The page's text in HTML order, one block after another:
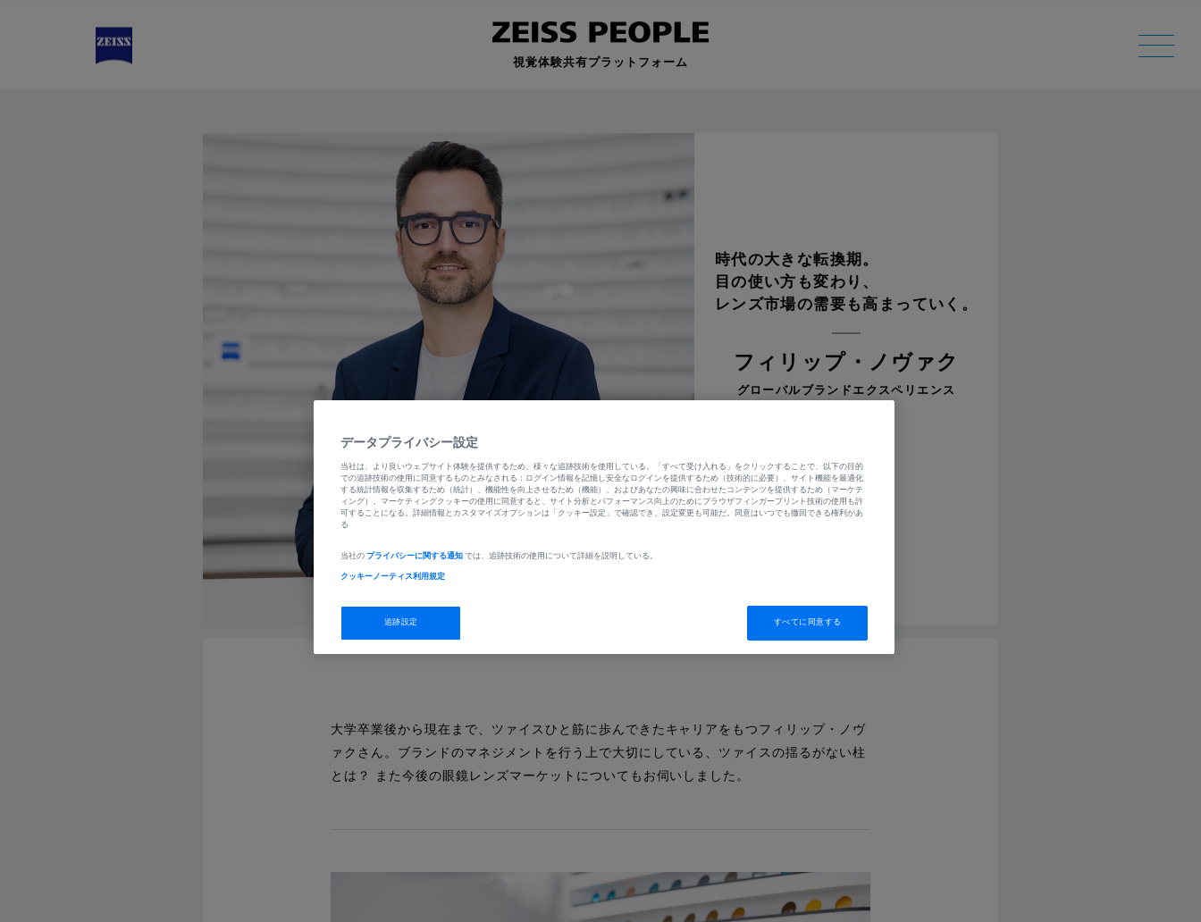
視覚体験共有プラットフォーム
時代の大きな転換期。
目の使い方も変わり、
レンズ市場の需要も高まっていく。
フィリップ・ノヴァク
グローバルブランドエクスペリエンス
2021.11.19
大学卒業後から現在まで、ツァイスひと筋に歩んできたキャリアをもつフィリップ・ノヴ
ァクさん。ブランドのマネジメントを行う上で大切にしている、ツァイスの揺るがない柱
とは？ また今後の眼鏡レンズマーケットについてもお伺いしました。
データプライバシー設定
当社は、より良いウェブサイト体験を提供するため、様々な追跡技術を使用している。「すべて受け入れる」をクリックすることで、以下の目的
での追跡技術の使用に同意するものとみなされる：ログイン情報を記憶し安全なログインを提供するため（技術的に必要）、サイト機能を最適化
する統計情報を収集するため（統計）、機能性を向上させるため（機能）、およびあなたの興味に合わせたコンテンツを提供するため（マーケテ
ィング）。マーケティングクッキーの使用に同意すると、サイト分析とパフォーマンス向上のためにブラウザフィンガープリント技術の使用も許
可することになる。詳細情報とカスタマイズオプションは「クッキー設定」で確認でき、設定変更も可能だ。同意はいつでも撤回できる権利があ
る
当社のプライバシーに関する通知 では、追跡技術の使用について詳細を説明している。
クッキーノーティス利用規定
追跡設定 すべてに同意する